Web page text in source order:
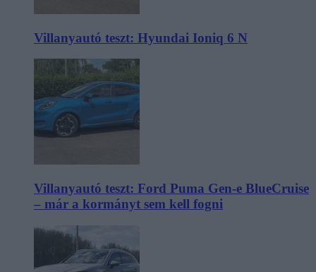
Villanyautó teszt: Hyundai Ioniq 6 N
Villanyautó teszt: Ford Puma Gen-e BlueCruise
– már a kormányt sem kell fogni